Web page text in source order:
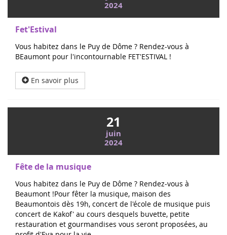
2024
Fet'Estival
Vous habitez dans le Puy de Dôme ? Rendez-vous à
BEaumont pour l'incontournable FET'ESTIVAL !
En savoir plus
21
juin
2024
Fête de la musique
Vous habitez dans le Puy de Dôme ? Rendez-vous à
Beaumont !Pour fêter la musique, maison des
Beaumontois dès 19h, concert de l'école de musique puis
concert de Kakof' au cours desquels buvette, petite
restauration et gourmandises vous seront proposées, au